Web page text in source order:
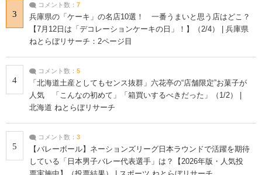
3
コメント数： 7
兵庫県の「ケーキ」の名店10選！ 一番うまいと思う店はどこ？
【7月12日は「デコレーションケーキの日」！】（2/4） | 兵庫県
ねとらぼリサーチ：2ページ目
4
コメント数： 5
「北海道土産としてもセンス抜群」六花亭の“店舗限定”お菓子が
人気 「こんなの初めて」「箱買いするべきだった」（1/2） |
北海道 ねとらぼリサーチ
5
コメント数： 3
【バレーボール】ネーションズリーグ日本ラウンドで活躍を期待
している「日本男子バレー代表選手」は？【2026年版・人気投